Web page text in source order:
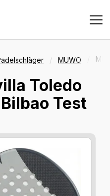
MUWO
Toledo
Test